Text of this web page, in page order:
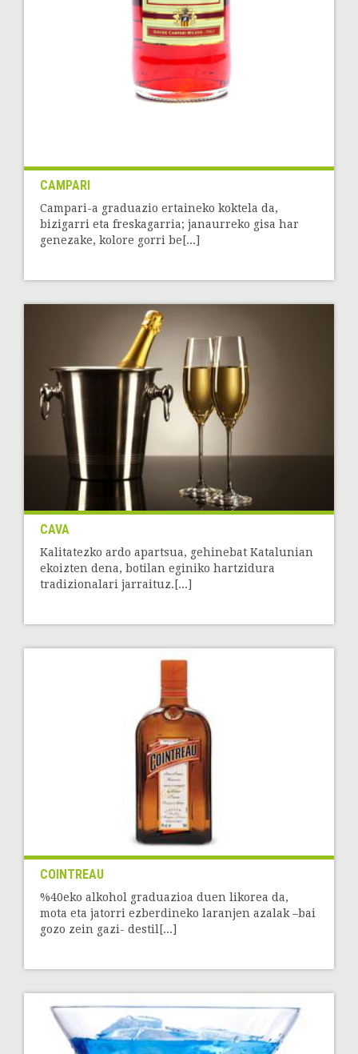
CAMPARI
Campari-a graduazio ertaineko koktela da,
bizigarri eta freskagarria; janaurreko gisa har
genezake, kolore gorri be[...]
CAVA
Kalitatezko ardo apartsua, gehinebat Katalunian
ekoizten dena, botilan eginiko hartzidura
tradizionalari jarraituz.[...]
COINTREAU
%40eko alkohol graduazioa duen likorea da,
mota eta jatorri ezberdineko laranjen azalak –bai
gozo zein gazi- destil[...]